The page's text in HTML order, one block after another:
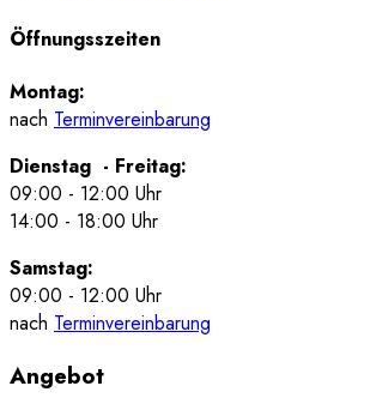
Öffnungsszeiten
Montag:
nach Terminvereinbarung
Dienstag - Freitag:
09:00 - 12:00 Uhr
14:00 - 18:00 Uhr
Samstag:
09:00 - 12:00 Uhr
nach Terminvereinbarung
Angebot